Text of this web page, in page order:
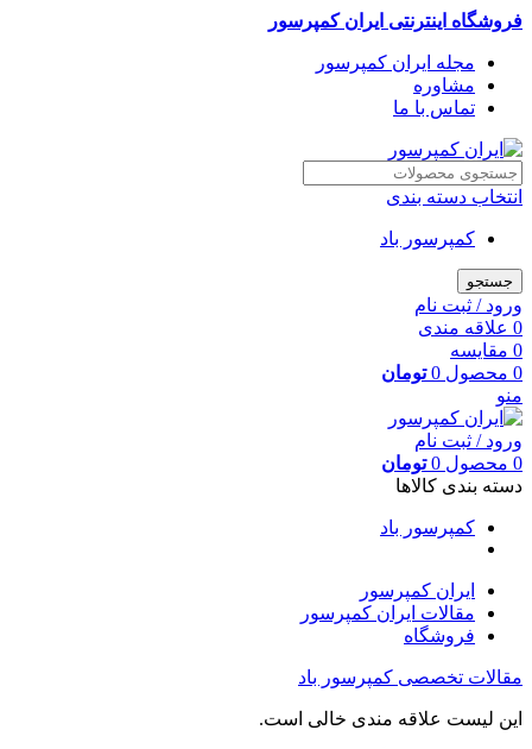
فروشگاه اینترنتی ایران کمپرسور
مجله ایران کمپرسور
مشاوره
تماس با ما
انتخاب دسته بندی
کمپرسور باد
جستجو
ورود / ثبت نام
0 علاقه مندی
0 مقایسه
0 محصول 0 تومان
منو
ورود / ثبت نام
0 محصول 0 تومان
دسته بندی کالاها
کمپرسور باد
ایران کمپرسور
مقالات ایران کمپرسور
فروشگاه
مقالات تخصصی کمپرسور باد
این لیست علاقه مندی خالی است.